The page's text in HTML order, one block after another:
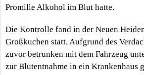
Promille Alkohol im Blut hatte.
Die Kontrolle fand in der Neuen
Großkuchen statt. Aufgrund des
zuvor betrunken mit dem Fahrzeug
zur Blutentnahme in ein Krankenhaus